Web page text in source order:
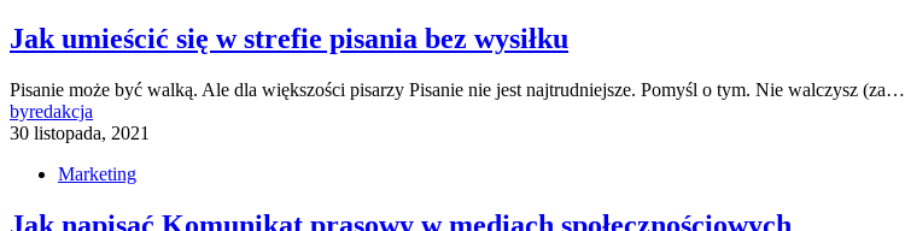
Jak umieścić się w strefie pisania bez wysiłku
Pisanie może być walką. Ale dla większości pisarzy Pisanie nie jest najtrudniejsze. Pomyśl o tym. Nie walczysz (za…
byredakcja
30 listopada, 2021
Marketing